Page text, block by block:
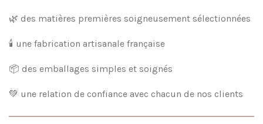
🌿 des matières premières soigneusement sélectionnées
🕯 une fabrication artisanale française
📦 des emballages simples et soignés
💚 une relation de confiance avec chacun de nos clients